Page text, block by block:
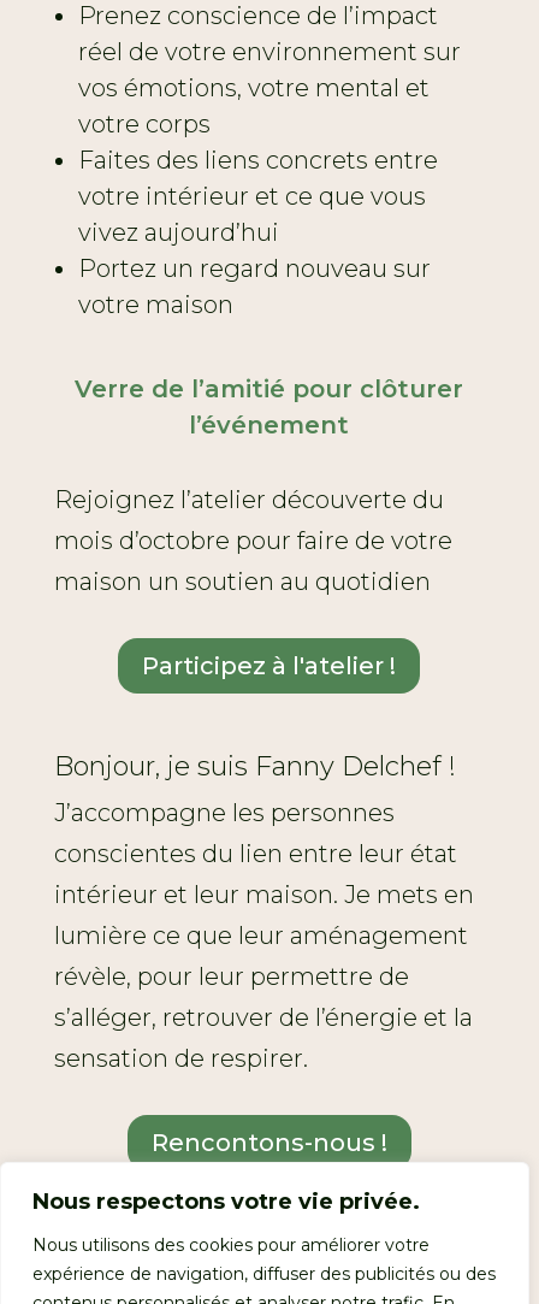
Nous respectons votre vie privée.
Nous utilisons des cookies pour améliorer votre
expérience de navigation, diffuser des publicités ou des
Prenez conscience de l’impact
réel de votre environnement sur
vos émotions, votre mental et
votre corps
Faites des liens concrets entre
votre intérieur et ce que vous
vivez aujourd’hui
Portez un regard nouveau sur
votre maison
Verre de l’amitié pour clôturer
l’événement
Rejoignez l’atelier découverte du
mois d’octobre pour faire de votre
maison un soutien au quotidien
Participez à l'atelier !
Bonjour, je suis Fanny Delchef !
J’accompagne les personnes
conscientes du lien entre leur état
intérieur et leur maison. Je mets en
lumière ce que leur aménagement
révèle, pour leur permettre de
s’alléger, retrouver de l’énergie et la
sensation de respirer.
Rencontons-nous !
Réservez vos places